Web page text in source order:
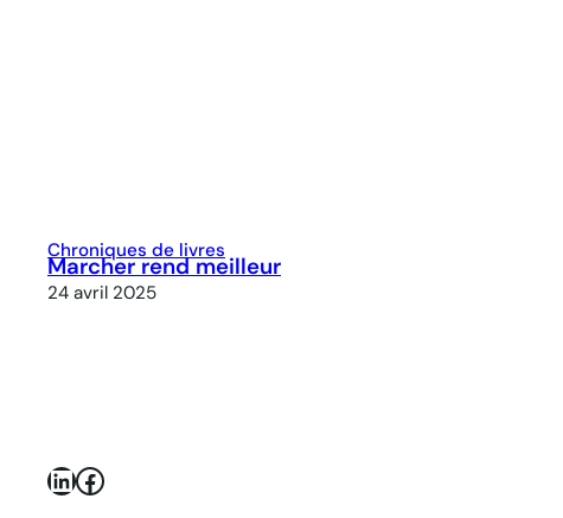
Chroniques de livres
Marcher rend meilleur
24 avril 2025
LinkedIn
Facebook